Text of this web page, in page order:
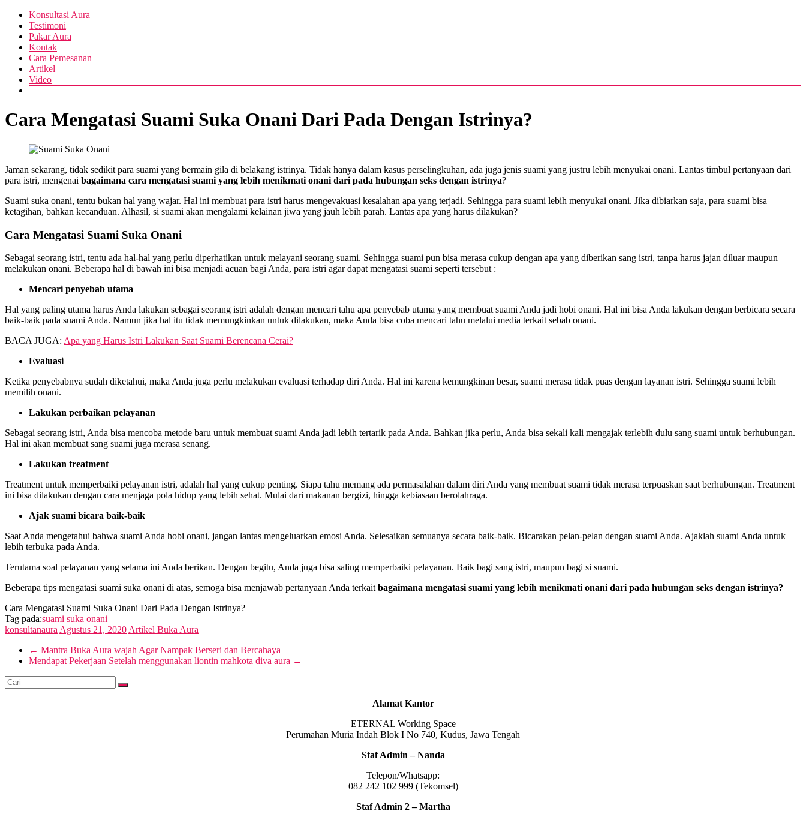
Skip
content
Diva
Aura
Pusat
Layanan
Buka
Aura
Menu
Konsultasi Aura
Testimoni
Pakar Aura
Kontak
Cara Pemesanan
Artikel
Video
Cara Mengatasi Suami Suka Onani Dari Pada Dengan Istrinya?
Jaman sekarang, tidak sedikit para suami yang bermain gila di belakang istrinya. Tidak hanya dalam kasus perselingkuhan, ada juga jenis suami yang justru lebih menyukai onani. Lantas timbul pertanyaan dari
para istri, mengenai bagaimana cara mengatasi suami yang lebih menikmati onani dari pada hubungan seks dengan istrinya?
Suami suka onani, tentu bukan hal yang wajar. Hal ini membuat para istri harus mengevakuasi kesalahan apa yang terjadi. Sehingga para suami lebih menyukai onani. Jika dibiarkan saja, para suami bisa
ketagihan, bahkan kecanduan. Alhasil, si suami akan mengalami kelainan jiwa yang jauh lebih parah. Lantas apa yang harus dilakukan?
Cara Mengatasi Suami Suka Onani
Sebagai seorang istri, tentu ada hal-hal yang perlu diperhatikan untuk melayani seorang suami. Sehingga suami pun bisa merasa cukup dengan apa yang diberikan sang istri, tanpa harus jajan diluar maupun
melakukan onani. Beberapa hal di bawah ini bisa menjadi acuan bagi Anda, para istri agar dapat mengatasi suami seperti tersebut :
Mencari penyebab utama
Hal yang paling utama harus Anda lakukan sebagai seorang istri adalah dengan mencari tahu apa penyebab utama yang membuat suami Anda jadi hobi onani. Hal ini bisa Anda lakukan dengan berbicara secara
baik-baik pada suami Anda. Namun jika hal itu tidak memungkinkan untuk dilakukan, maka Anda bisa coba mencari tahu melalui media terkait sebab onani.
BACA JUGA: Apa yang Harus Istri Lakukan Saat Suami Berencana Cerai?
Evaluasi
Ketika penyebabnya sudah diketahui, maka Anda juga perlu melakukan evaluasi terhadap diri Anda. Hal ini karena kemungkinan besar, suami merasa tidak puas dengan layanan istri. Sehingga suami lebih
memilih onani.
Lakukan perbaikan pelayanan
Sebagai seorang istri, Anda bisa mencoba metode baru untuk membuat suami Anda jadi lebih tertarik pada Anda. Bahkan jika perlu, Anda bisa sekali kali mengajak terlebih dulu sang suami untuk berhubungan.
Hal ini akan membuat sang suami juga merasa senang.
Lakukan treatment
Treatment untuk memperbaiki pelayanan istri, adalah hal yang cukup penting. Siapa tahu memang ada permasalahan dalam diri Anda yang membuat suami tidak merasa terpuaskan saat berhubungan. Treatment
ini bisa dilakukan dengan cara menjaga pola hidup yang lebih sehat. Mulai dari makanan bergizi, hingga kebiasaan berolahraga.
Ajak suami bicara baik-baik
Saat Anda mengetahui bahwa suami Anda hobi onani, jangan lantas mengeluarkan emosi Anda. Selesaikan semuanya secara baik-baik. Bicarakan pelan-pelan dengan suami Anda. Ajaklah suami Anda untuk
lebih terbuka pada Anda.
Terutama soal pelayanan yang selama ini Anda berikan. Dengan begitu, Anda juga bisa saling memperbaiki pelayanan. Baik bagi sang istri, maupun bagi si suami.
Beberapa tips mengatasi suami suka onani di atas, semoga bisa menjawab pertanyaan Anda terkait bagaimana mengatasi suami yang lebih menikmati onani dari pada hubungan seks dengan istrinya?
Cara Mengatasi Suami Suka Onani Dari Pada Dengan Istrinya?
Tag pada:suami suka onani
konsultanaura Agustus 21, 2020 Artikel Buka Aura
← Mantra Buka Aura wajah Agar Nampak Berseri dan Bercahaya
Mendapat Pekerjaan Setelah menggunakan liontin mahkota diva aura →
Alamat Kantor
ETERNAL Working Space
Perumahan Muria Indah Blok I No 740, Kudus, Jawa Tengah
Staf Admin – Nanda
Telepon/Whatsapp:
082 242 102 999 (Tekomsel)
Staf Admin 2 – Martha